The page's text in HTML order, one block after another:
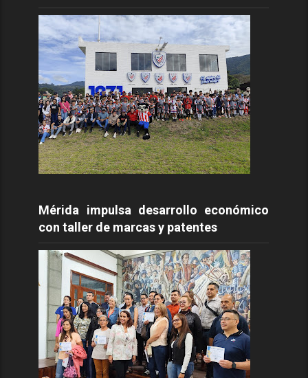
Mérida impulsa desarrollo económico
con taller de marcas y patentes